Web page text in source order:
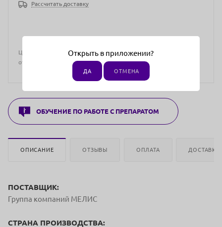
Рассчитать доставку
Цена действительна только для интернет-магазина и может
отличаться от цен в розничных магазинах
ОБУЧЕНИЕ ПО РАБОТЕ С ПРЕПАРАТОМ
ОПИСАНИЕ ОТЗЫВЫ ОПЛАТА ДОСТАВКА
ПОСТАВЩИК:
Группа компаний МЕЛИС
СТРАНА ПРОИЗВОДСТВА:
Открыть в приложении?
ДА ОТМЕНА